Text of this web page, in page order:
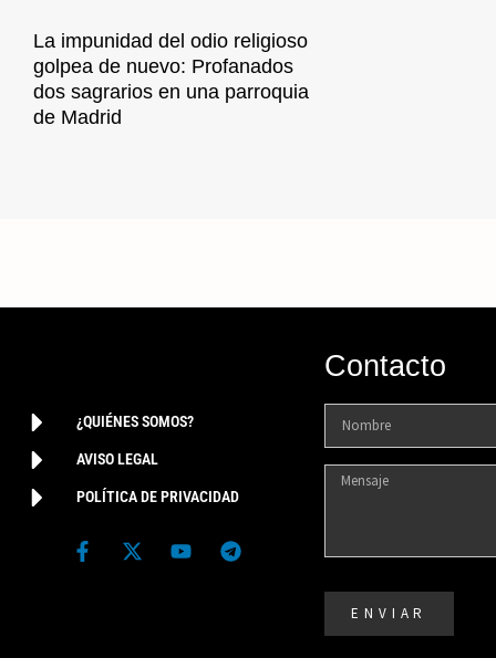
La impunidad del odio religioso
golpea de nuevo: Profanados
dos sagrarios en una parroquia
de Madrid
¿QUIÉNES SOMOS?
AVISO LEGAL
POLÍTICA DE PRIVACIDAD
Contacto
ENVIAR